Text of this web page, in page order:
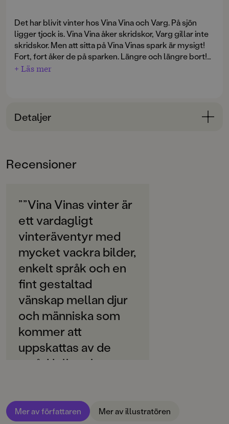
Det har blivit vinter hos Vina Vina och Varg. På sjön
ligger tjock is. Vina Vina åker skridskor, Varg gillar inte
skridskor. Men att sitta på Vina Vinas spark är mysigt!
Fort, fort åker de på sparken. Längre och längre bort!
Det blir mörkare bland träden och plötsligt är de vilse.
Vina Vinas vinter
är fjärde boken om Vina Vina och Varg.
+ Läs mer
Detaljer
0-3
Svenska
SPRÅK
Svenska
PUBLICERINGSDATUM
2020-10-02
INLÄSARE
Jujja Wieslander
Produktion
Produktdetaljer
Inbunden,,
Recensioner
””Vina Vinas vinter är
ett vardagligt
vinteräventyr med
mycket vackra bilder,
enkelt språk och en
fint gestaltad
vänskap mellan djur
och människa som
kommer att
uppskattas av de
små. Helhetsbetyg:
Mer av författaren Mer av illustratören